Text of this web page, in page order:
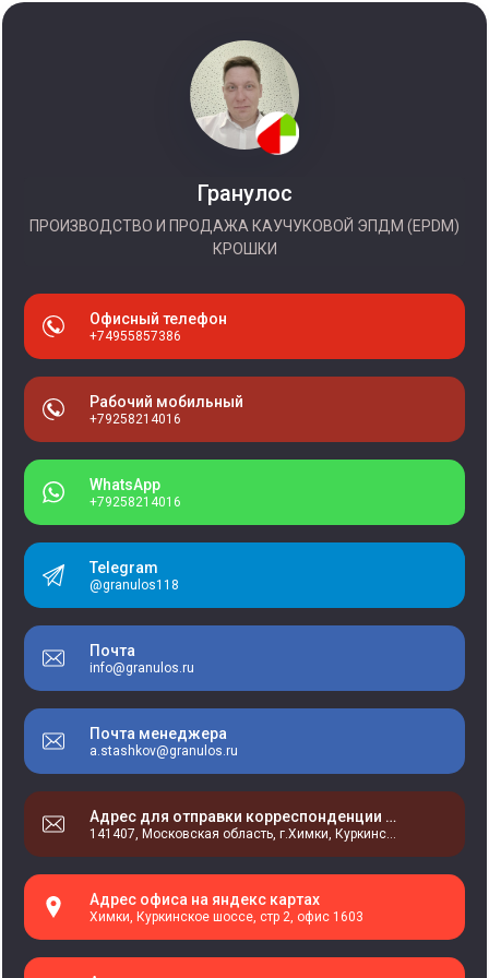
Гранулос
ПРОИЗВОДСТВО И ПРОДАЖА КАУЧУКОВОЙ ЭПДМ (EPDM)
КРОШКИ
Офисный телефон
+74955857386
Рабочий мобильный
+79258214016
WhatsApp
+79258214016
Telegram
@granulos118
Почта
info@granulos.ru
Почта менеджера
a.stashkov@granulos.ru
Адрес для отправки корреспонденции (Нажмите для того что-бы скопировать)
Адрес офиса на яндекс картах
Химки, Куркинское шоссе, стр 2, офис 1603